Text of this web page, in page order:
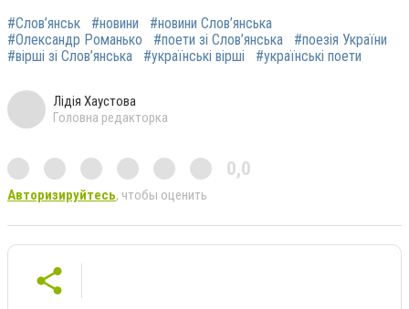
#Слов’янськ #новини
#новини Слов’янська
#Олександр Романько
#поети зі Слов’янська
#поезія України
#вірші зі Слов’янська
#українські вірші #українські поети
Лідія Хаустова
Головна редакторка
0,0
Авторизируйтесь, чтобы оценить